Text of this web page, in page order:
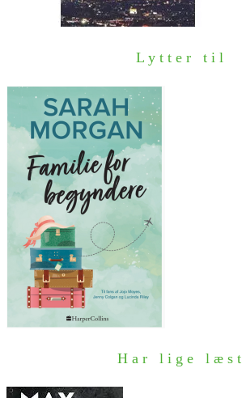
Lytter til
Har lige læst